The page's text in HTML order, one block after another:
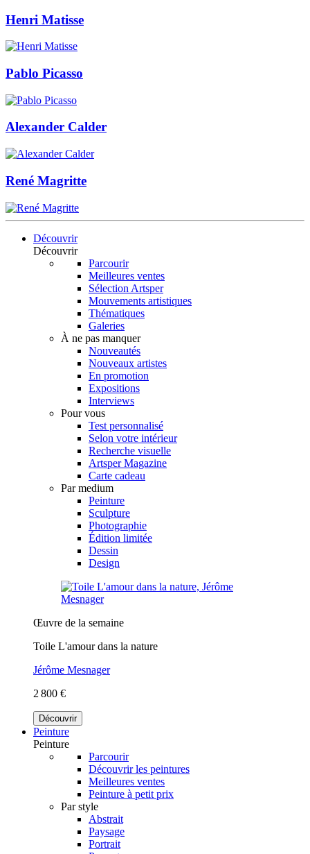
Henri Matisse
Pablo Picasso
Alexander Calder
René Magritte
Découvrir
Découvrir
Parcourir
Meilleures ventes
Sélection Artsper
Mouvements artistiques
Thématiques
Galeries
À ne pas manquer
Nouveautés
Nouveaux artistes
En promotion
Expositions
Interviews
Pour vous
Test personnalisé
Selon votre intérieur
Recherche visuelle
Artsper Magazine
Carte cadeau
Par medium
Peinture
Sculpture
Photographie
Édition limitée
Dessin
Design
Œuvre de la semaine
Toile L'amour dans la nature
Jérôme Mesnager
2 800 €
Découvrir
Peinture
Peinture
Parcourir
Découvrir les peintures
Meilleures ventes
Peinture à petit prix
Par style
Abstrait
Paysage
Portrait